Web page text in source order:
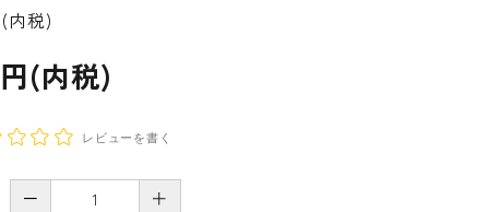
内税)
(内税)
レビューを書く
－ ＋